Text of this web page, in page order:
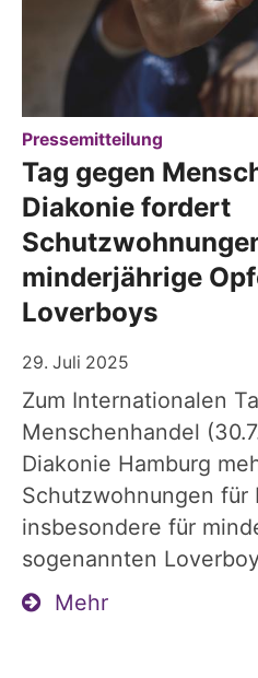
Pressemitteilung
Tag gegen
Diakonie fordert
minderjährige
Loverboys
29. Juli 2025
Zum Internationalen
Menschenhandel
Diakonie Hamburg
Schutzwohnungen für
insbesondere für
sogenannten
Mehr